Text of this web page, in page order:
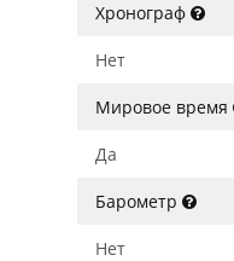
Хронограф
Нет
Мировое время
Да
Барометр
Нет